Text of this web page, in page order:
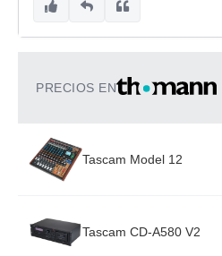
PRECIOS EN
Tascam Model 12
Tascam CD-A580 V2